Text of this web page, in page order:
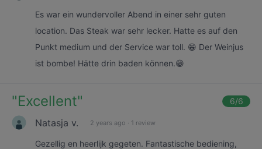
Es war ein wundervoller Abend in einer sehr guten
location. Das Steak war sehr lecker. Hatte es auf den
Punkt medium und der Service war toll. 😁 Der Weinjus
ist bombe! Hätte drin baden können.😁
"Excellent" 6/6
Natasja v. 2 years ago · 1 review
Gezellig en heerlijk gegeten. Fantastische bediening,